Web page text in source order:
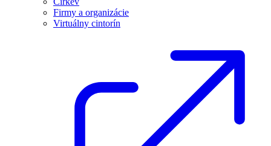
Firmy a organizácie
Virtuálny cintorín